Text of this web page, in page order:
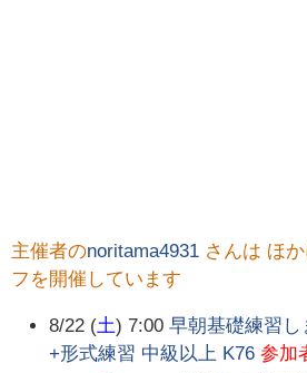
主催者のnoritama4931 さんは ほ
フを開催しています
8/22 (土) 7:00 早朝基礎練習
+形式練習 中級以上 K76 参加